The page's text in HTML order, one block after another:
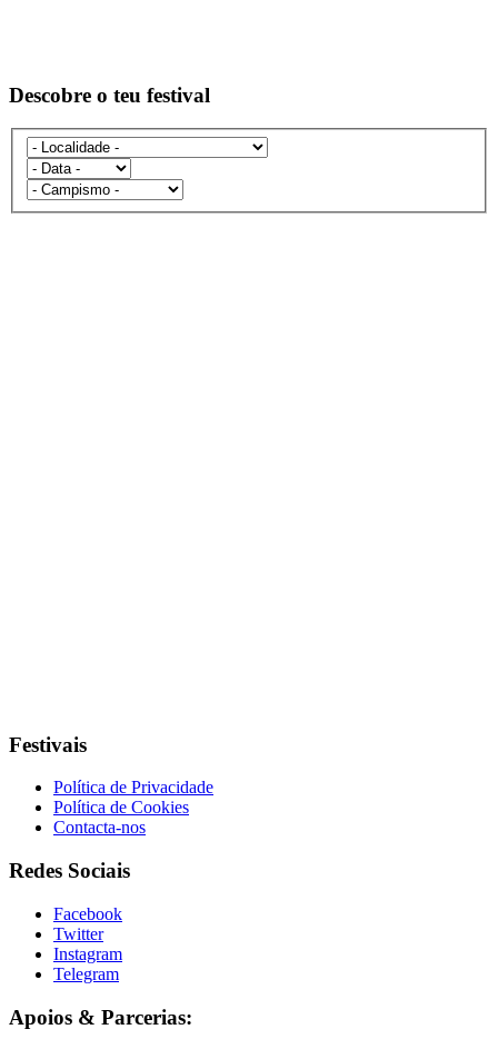
Descobre o teu festival
Festivais
Política de Privacidade
Política de Cookies
Contacta-nos
Redes Sociais
Facebook
Twitter
Instagram
Telegram
Apoios & Parcerias: